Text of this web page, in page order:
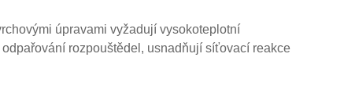
úpravami vyžadují vysokoteplotní
rozpouštědel, usnadňují síťovací reakce